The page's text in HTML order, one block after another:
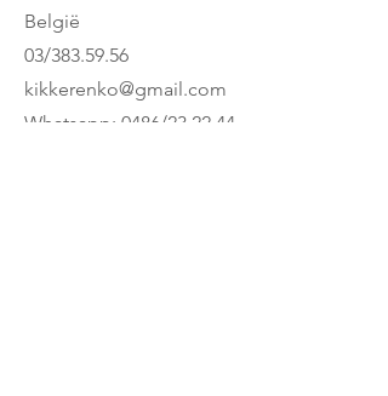
België
03/383.59.56
kikkerenko@gmail.com
Whatsapp: 0486/23.22.44